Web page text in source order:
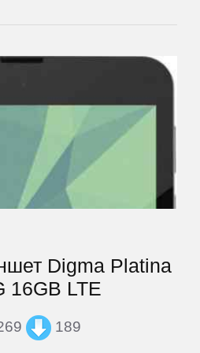
Digma Platina
16GB LTE
189